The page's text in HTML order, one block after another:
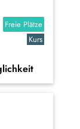
Freie Plätze
Kurs